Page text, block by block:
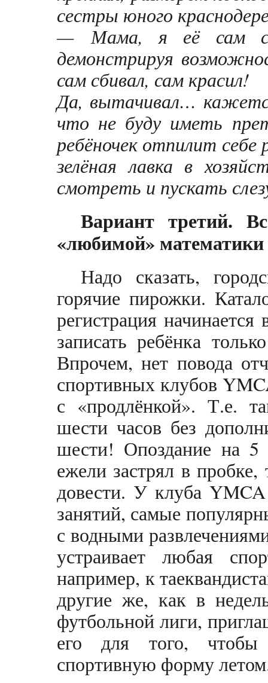
сестры юного
— Мама, я её сам
демонстрируя
сам сбивал, сам красил!
Да, вытачивал…
что не буду иметь
ребёночек отпилит
зелёная лавка в
смотреть и пускать
Вариант третий.
«любимой» математики
Надо сказать,
горячие пирожки.
регистрация
записать ребёнка
Впрочем, нет повода
спортивных клубов
с «продлёнкой». Т.е.
шести часов без
шести! Опоздание на
ежели застрял в
довести. У клуба
занятий, самые
с водными
устраивает любая
например, к
другие же, как в
футбольной лиги,
его для того, чтобы
спортивную форму